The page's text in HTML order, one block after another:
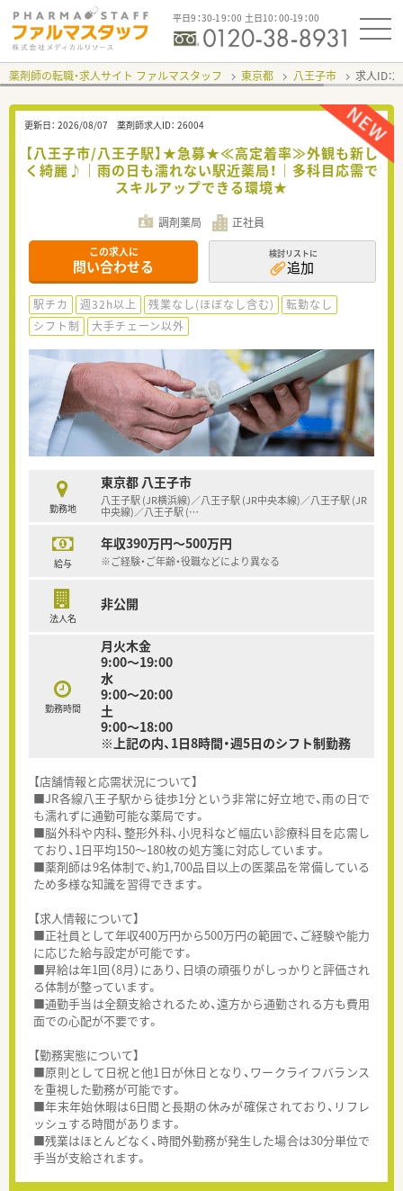
平日9：30-19：00 土日10：00-19：00
薬剤師の転職・求人サイト ファルマスタッフ 東京都 八王子市 求人ID：
更新日： 2026/08/07 薬剤師求人ID： 26004
【八王子市/八王子駅】★急募★≪高定着率≫外観も新し
く綺麗♪｜雨の日も濡れない駅近薬局！｜多科目応需で
スキルアップできる環境★
調剤薬局 正社員
この求人に
問い合わせる
検討リストに
追加
駅チカ 週32h以上 残業なし(ほぼなし含む)
転勤なし
シフト制
大手チェーン以外
勤務地
東京都 八王子市
八王子駅 (JR横浜線)／八王子駅 (JR中央本線)／八王子駅 (JR
中央線)／八王子駅 (…
給与
年収390万円～500万円
※ご経験・ご年齢・役職などにより異なる
法人名
非公開
勤務時間
月火木金
9:00～19:00
水
9:00～20:00
土
9:00～18:00
※上記の内、1日8時間・週5日のシフト制勤務
【店舗情報と応需状況について】
■JR各線八王子駅から徒歩1分という非常に好立地で、雨の日で
も濡れずに通勤可能な薬局です。
■脳外科や内科、整形外科、小児科など幅広い診療科目を応需し
ており、1日平均150〜180枚の処方箋に対応しています。
■薬剤師は9名体制で、約1,700品目以上の医薬品を常備している
ため多様な知識を習得できます。
【求人情報について】
■正社員として年収400万円から500万円の範囲で、ご経験や能力
に応じた給与設定が可能です。
■昇給は年1回（8月）にあり、日頃の頑張りがしっかりと評価され
る体制が整っています。
■通勤手当は全額支給されるため、遠方から通勤される方も費用
面での心配が不要です。
【勤務実態について】
■原則として日祝と他1日が休日となり、ワークライフバランス
を重視した勤務が可能です。
■年末年始休暇は6日間と長期の休みが確保されており、リフレ
ッシュする時間があります。
■残業はほとんどなく、時間外勤務が発生した場合は30分単位で
手当が支給されます。